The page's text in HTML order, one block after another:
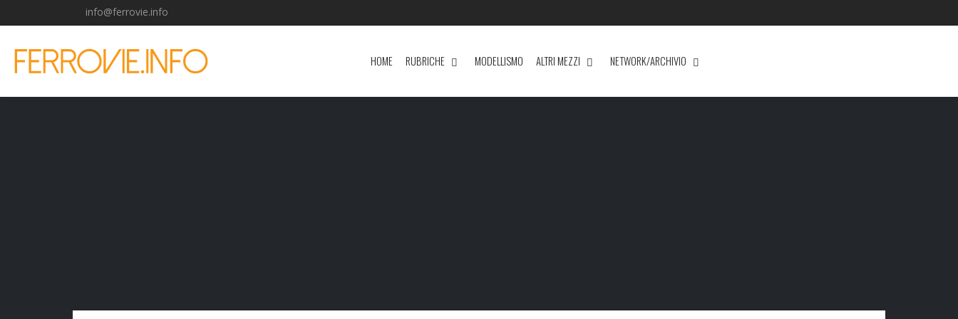
info@ferrovie.info
HOME RUBRICHE MODELLISMO ALTRI MEZZI NETWORK/ARCHIVIO